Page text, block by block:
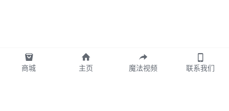
商城 主页 魔法视频 联系我们